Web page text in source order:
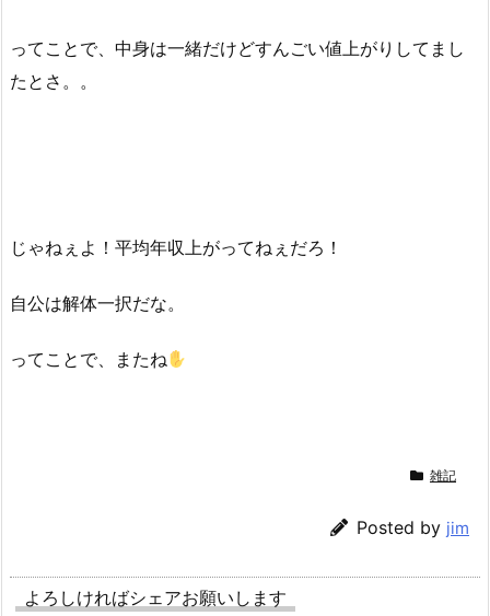
ってことで、中身は一緒だけどすんごい値上がりしてまし
たとさ。。
じゃねぇよ！平均年収上がってねぇだろ！
自公は解体一択だな。
ってことで、またね
雑記
Posted by jim
よろしければシェアお願いします